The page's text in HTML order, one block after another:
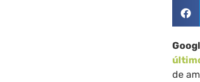
de